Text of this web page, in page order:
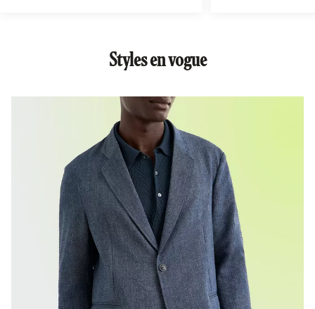
Styles en vogue
Un homme portant un veston bleu texturé, agencé à